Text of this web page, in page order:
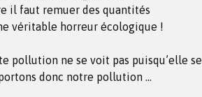
il faut remuer des quantités
véritable horreur écologique !
pollution ne se voit pas puisqu’elle se
donc notre pollution …